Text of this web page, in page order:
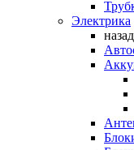
Электрика
назад